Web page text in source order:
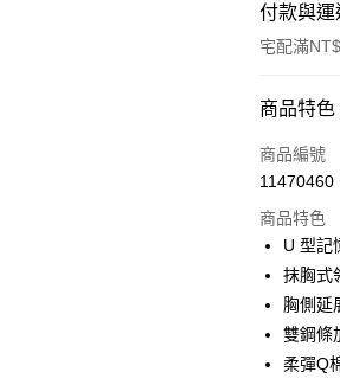
付款與
宅配滿
付款方式
信用卡一
3 期
合作金
華南商
國泰世
臺灣中
超商取貨
Apple Pay
商品特色
商品編號
11470460
商品特色
U 型記
抹胸式
胸側延
雙鋼條
柔彈Q